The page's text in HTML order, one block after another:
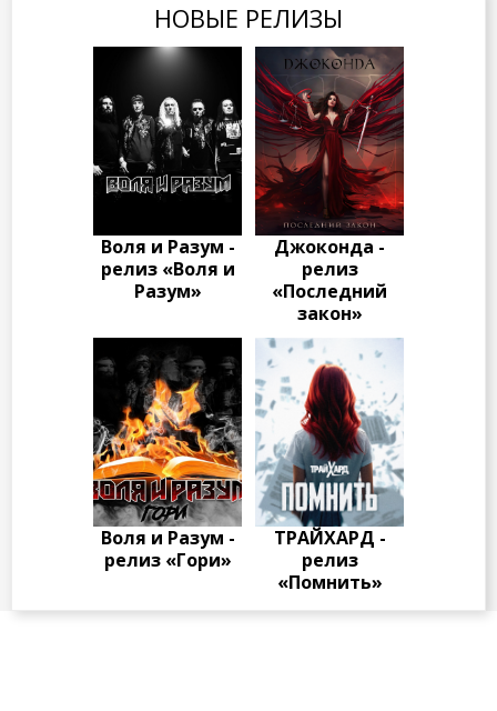
НОВЫЕ РЕЛИЗЫ
Воля и Разум -
релиз «Воля и
Разум»
Джоконда -
релиз
«Последний
закон»
Воля и Разум -
релиз «Гори»
ТРАЙХАРД -
релиз
«Помнить»